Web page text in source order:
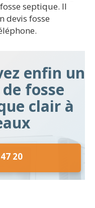
septique. Il
devis fosse
enfin un
fosse
clair à
20